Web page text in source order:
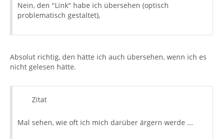
Nein, den "Link" habe ich übersehen (optisch
problematisch gestaltet),
Absolut richtig, den hätte ich auch übersehen, wenn ich es
nicht gelesen hätte.
Zitat
Mal sehen, wie oft ich mich darüber ärgern werde ...